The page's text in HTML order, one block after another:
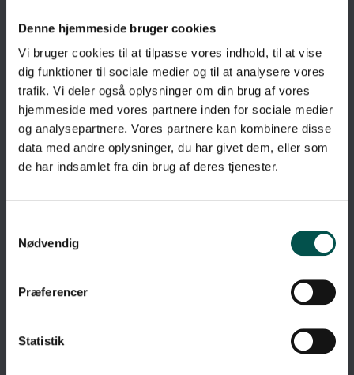
Denne hjemmeside bruger cookies
Vi bruger cookies til at tilpasse vores indhold, til at vise
dig funktioner til sociale medier og til at analysere vores
trafik. Vi deler også oplysninger om din brug af vores
hjemmeside med vores partnere inden for sociale medier
og analysepartnere. Vores partnere kan kombinere disse
data med andre oplysninger, du har givet dem, eller som
de har indsamlet fra din brug af deres tjenester.
Nødvendig
Præferencer
Statistik